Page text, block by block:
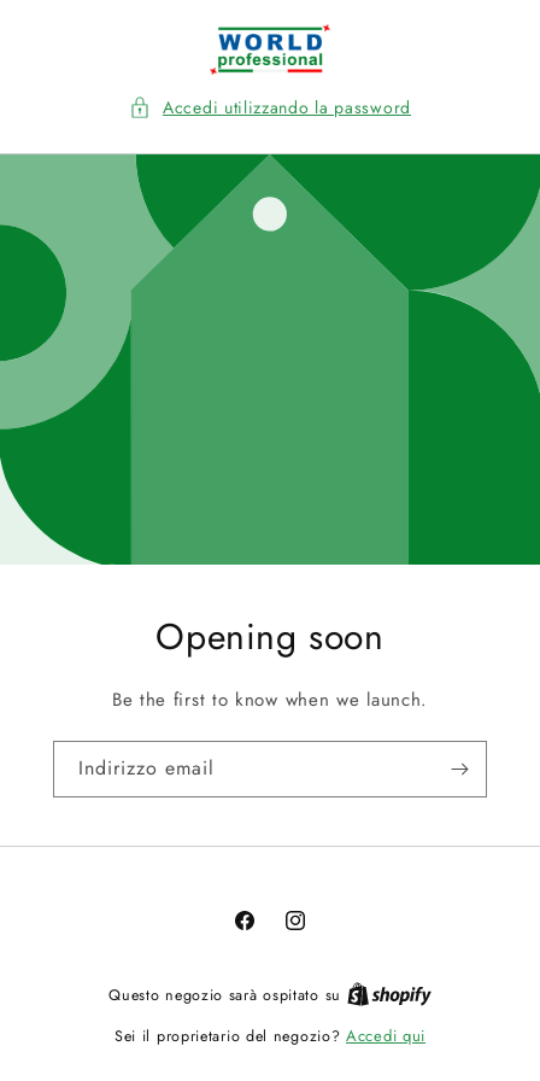
Accedi utilizzando la password
Opening soon
Be the first to know when we launch.
Indirizzo email
FacebookInstagram
Questo negozio sarà ospitato su
Sei il proprietario del negozio?Accedi qui